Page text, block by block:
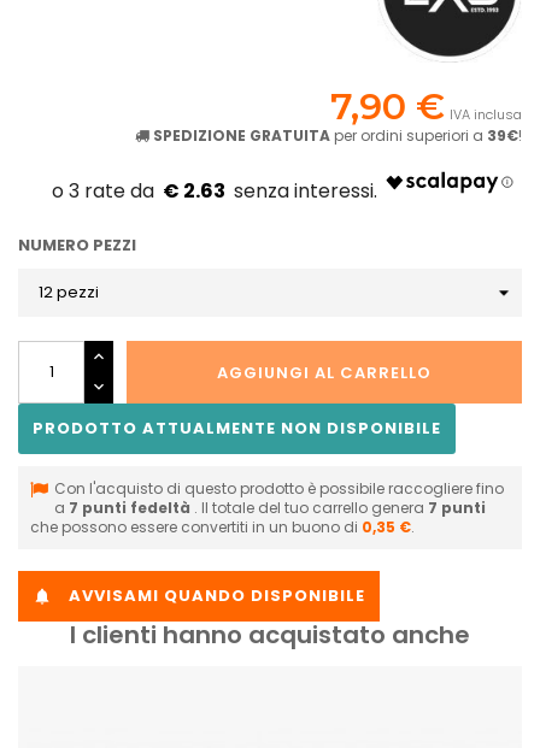
7,90 € IVA inclusa
SPEDIZIONE GRATUITA per ordini superiori a 39€!
€ 2.63
NUMERO PEZZI
AGGIUNGI AL CARRELLO
PRODOTTO ATTUALMENTE NON DISPONIBILE
Con l'acquisto di questo prodotto è possibile raccogliere fino
a 7 punti fedeltà . Il totale del tuo carrello genera 7 punti
che possono essere convertiti in un buono di 0,35 €.
 AVVISAMI QUANDO DISPONIBILE
I clienti hanno acquistato anche